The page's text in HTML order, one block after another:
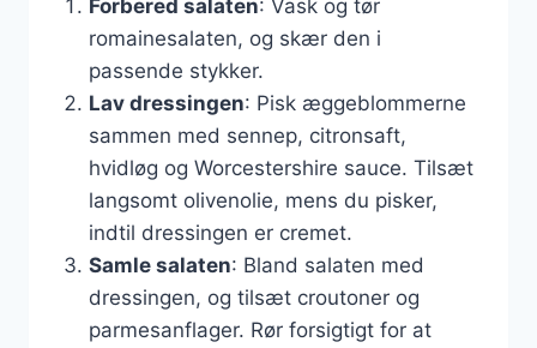
Forbered salaten: Vask og tør
romainesalaten, og skær den i
passende stykker.
Lav dressingen: Pisk æggeblommerne
sammen med sennep, citronsaft,
hvidløg og Worcestershire sauce. Tilsæt
langsomt olivenolie, mens du pisker,
indtil dressingen er cremet.
Samle salaten: Bland salaten med
dressingen, og tilsæt croutoner og
parmesanflager. Rør forsigtigt for at